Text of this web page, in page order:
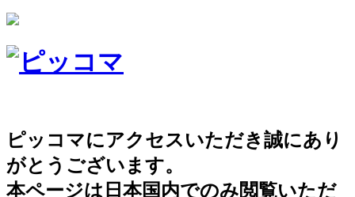
ピッコマにアクセスいただき誠にあり
がとうございます。
本ページは日本国内でのみ閲覧いただ